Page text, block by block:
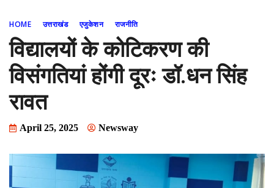
Delhi News
Portal
HOME उत्तराखंड एजुकेशन राजनीति
विद्यालयों के कोटिकरण की
विसंगतियां होंगी दूरः डॉ.धन सिंह
रावत
April 25, 2025 Newsway